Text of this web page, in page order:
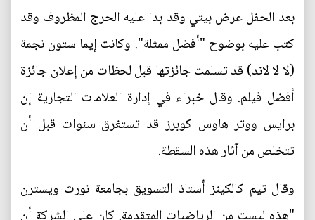
بعد الحفل عرض بيتي وقد بدا عليه الحرج المظروف وقد
كتب عليه بوضوح "أفضل ممثلة". وكانت إيما ستون نجمة
(لا لا لاند) قد تسلمت جائزتها قبل لحظات من إعلان جائزة
أفضل فيلم. وقال خبراء في إدارة العلامات التجارية إن
برايس ووتر هاوس كوبرز قد تستغرق سنوات قبل أن
تتخلص من آثار هذه السقطة.
وقال تيم كالكينز أستاذ التسويق بجامعة نورث ويسترن